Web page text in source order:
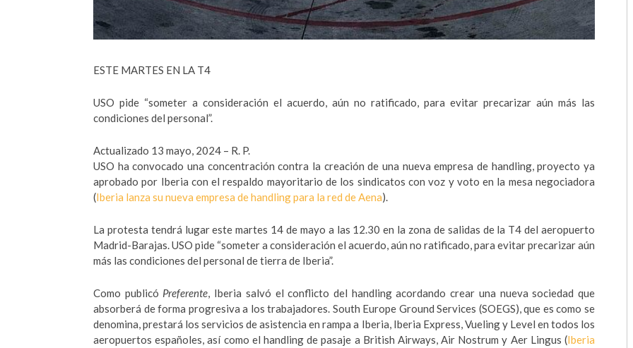
ESTE MARTES EN LA T4
USO pide “someter a consideración el acuerdo, aún no ratificado, para evitar precarizar aún más las
condiciones del personal”.
Actualizado 13 mayo, 2024 – R. P.
USO ha convocado una concentración contra la creación de una nueva empresa de handling, proyecto ya
aprobado por Iberia con el respaldo mayoritario de los sindicatos con voz y voto en la mesa negociadora
(Iberia lanza su nueva empresa de handling para la red de Aena).
La protesta tendrá lugar este martes 14 de mayo a las 12.30 en la zona de salidas de la T4 del aeropuerto
Madrid-Barajas. USO pide “someter a consideración el acuerdo, aún no ratificado, para evitar precarizar aún
más las condiciones del personal de tierra de Iberia”.
Como publicó Preferente, Iberia salvó el conflicto del handling acordando crear una nueva sociedad que
absorberá de forma progresiva a los trabajadores. South Europe Ground Services (SOEGS), que es como se
denomina, prestará los servicios de asistencia en rampa a Iberia, Iberia Express, Vueling y Level en todos los
aeropuertos españoles, así como el handling de pasaje a British Airways, Air Nostrum y Aer Lingus (Iberia